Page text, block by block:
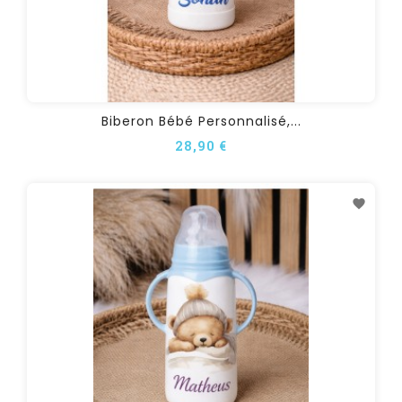
Biberon Bébé Personnalisé,...
28,90 €